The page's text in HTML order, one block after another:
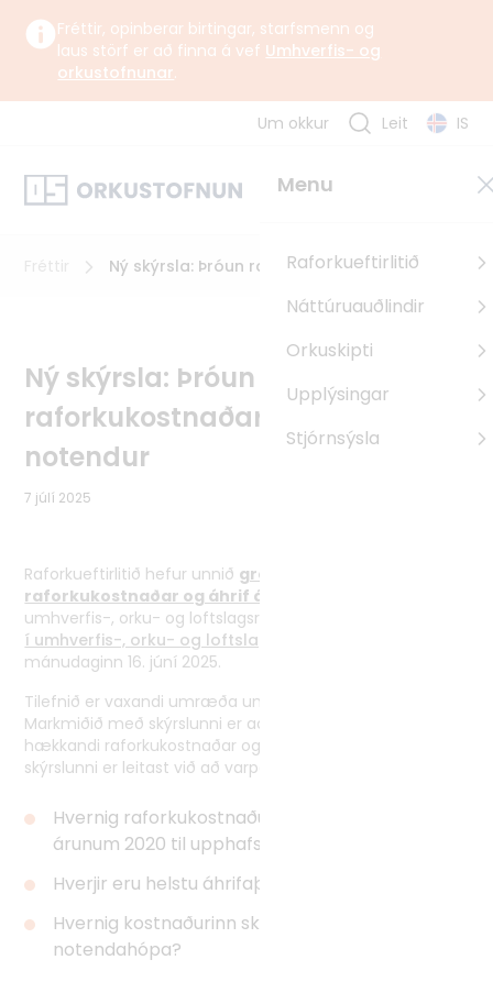
Fréttir, opinberar birtingar, starfsmenn og
laus störf er að finna á vef Umhverfis- og
orkustofnunar.
Orkustofnun starfar undir yfirstjórn Umhverfis-, orku- og
Sagan
Uppbyggingarsjóður EES
Pólland
Rúmenía
Búlgaría
Alþjóðlegt samstarf
Um okkur Leit IS
Menu
Raforkueftirlitið
Náttúruauðlindir
Orkuskipti
Upplýsingar
Stjórnsýsla
Ný skýrsla: Þróun raforkukostnaðar og áhrif
Ný skýrsla: Þróun
raforkukostnaðar og áhrif á
notendur
7 júlí 2025
Raforkueftirlitið hefur unnið greinargerð um þróun
raforkukostnaðar og áhrif á notendur
umhverfis-, orku- og loftslagsráðherra. Skýrslan var
í umhverfis-, orku- og loftslagsráðuneytinu
mánudaginn 16. júní 2025.
Tilefnið er vaxandi umræða um þróun raforkuverðs.
Markmiðið með skýrslunni er að auka gagnsæi um áhrif
hækkandi raforkukostnaðar og greina helstu ástæður. Í
skýrslunni er leitast við að varpa ljósi á:
Hvernig raforkukostnaður hefur þróast á
árunum 2020 til upphafs árs 2025?
Hverjir eru helstu áhrifaþættir?
Hvernig kostnaðurinn skiptist á milli ólíkra
notendahópa?